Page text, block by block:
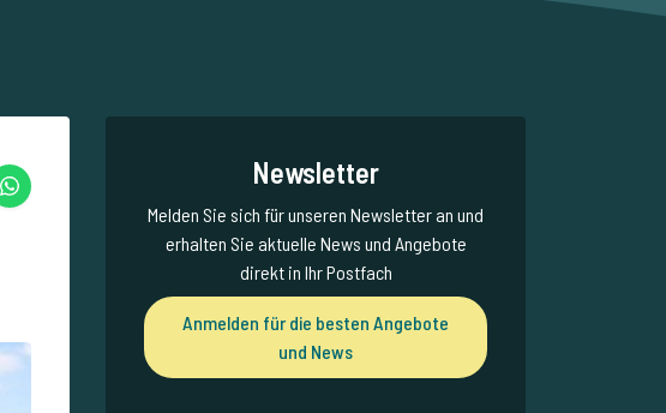
Newsletter
Melden Sie sich für unseren Newsletter an und
erhalten Sie aktuelle News und Angebote
direkt in Ihr Postfach
Anmelden für die besten Angebote
und News